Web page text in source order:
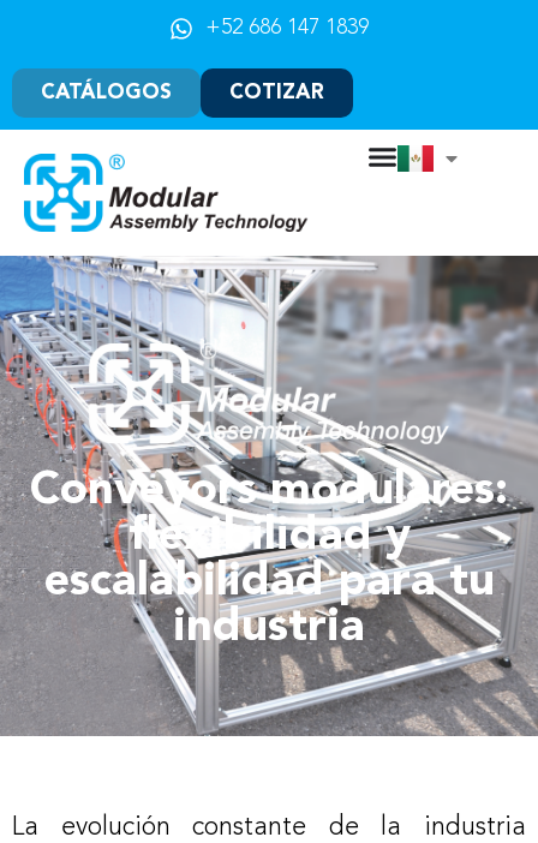
+52 686 147 1839
CATÁLOGOS COTIZAR
Conveyors modulares:
flexibilidad y
escalabilidad para tu
industria
La evolución constante de la industria